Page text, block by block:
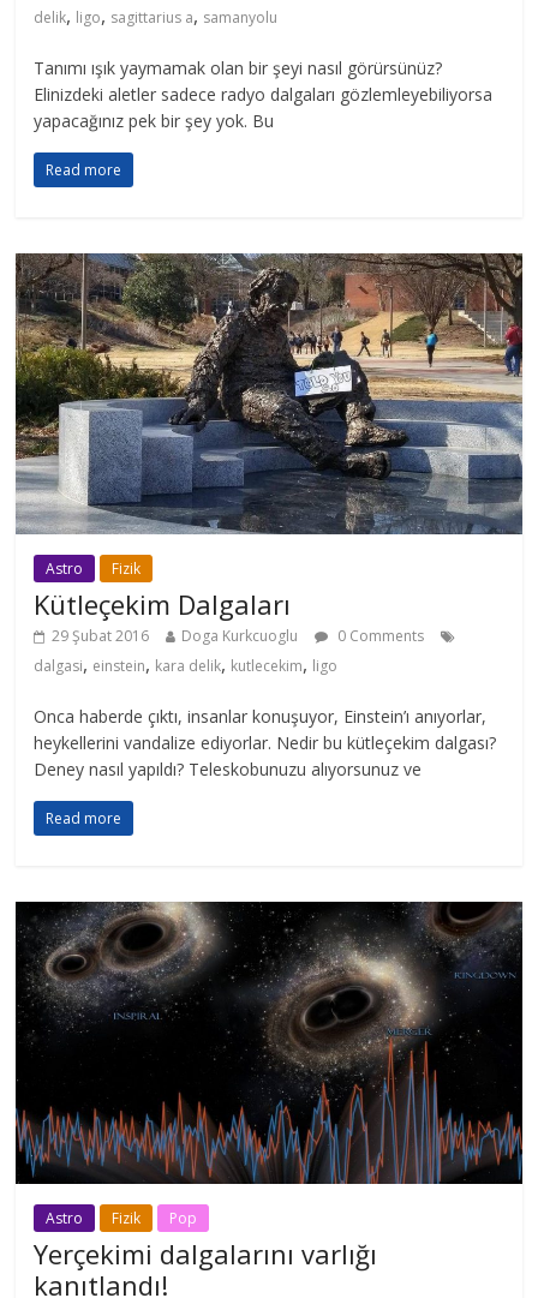
delik, ligo, sagittarius a, samanyolu
Tanımı ışık yaymamak olan bir şeyi nasıl görürsünüz?
Elinizdeki aletler sadece radyo dalgaları gözlemleyebiliyorsa
yapacağınız pek bir şey yok. Bu
Read more
Astro Fizik
Kütleçekim Dalgaları
29 Şubat 2016 Doga Kurkcuoglu
0 Comments
dalgasi, einstein, kara delik, kutlecekim, ligo
Onca haberde çıktı, insanlar konuşuyor, Einstein’ı anıyorlar,
heykellerini vandalize ediyorlar. Nedir bu kütleçekim dalgası?
Deney nasıl yapıldı? Teleskobunuzu alıyorsunuz ve
Read more
Astro Fizik Pop
Yerçekimi dalgalarını varlığı
kanıtlandı!